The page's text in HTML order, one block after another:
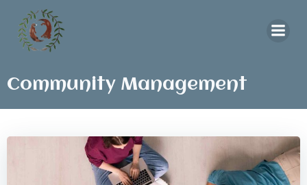
Community Management